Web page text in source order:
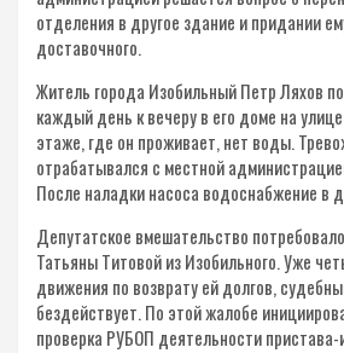
отделения в другое здание и придании
доставочного.
Житель города Изобильный Петр Ляхов
каждый день к вечеру в его доме на
этаже, где он проживает, нет воды.
отрабатывался с местной
После наладки насоса водоснабжение в
Депутатское вмешательство
Татьяны Титовой из Изобильного. Уже
движения по возврату ей долгов,
бездействует. По этой жалобе
проверка РУБОП деятельности пристава-